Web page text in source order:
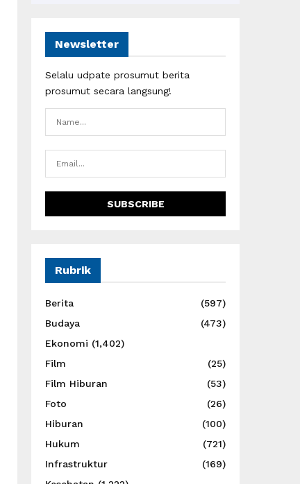
Newsletter
Selalu udpate prosumut berita
prosumut secara langsung!
Rubrik
Berita
(597)
Budaya
(473)
Ekonomi (1,402)
Film
(25)
Film Hiburan
(53)
Foto
(26)
Hiburan
(100)
Hukum
(721)
Infrastruktur
(169)